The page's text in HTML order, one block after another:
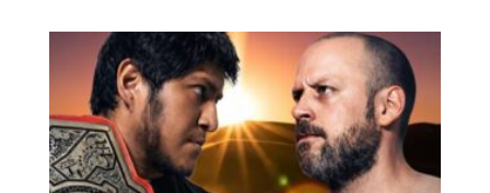
desde
S/ 60.00
hasta
S/ 85.00